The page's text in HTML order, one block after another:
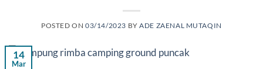
POSTED ON03/14/2023 BYADE ZAENAL MUTAQIN
14
Mar